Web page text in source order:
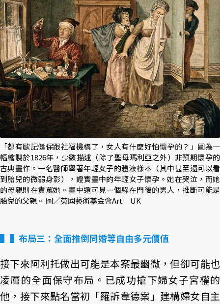
「都有歐記健保跟社福機構了，女人有什麼好怕懷孕的？」圖為一
幅繪製於1826年，少數描述（除了聖母瑪利亞之外）非預期懷孕的
古典畫作。一名醫師舉著年輕女子的體液樣本（其中甚至還可以看
到胎兒的微弱身影），證實畫中的年輕女子懷孕。她在哭泣，而她
的母親則在責罵她。畫中還可見一個躲在門後的男人，推斷可能是
胎兒的父親。 圖／英國藝術基金會Art UK
▌布局三：全面推倒同婚等自由多元價值
接下來阿利托做出可能是本案最幽微，但卻可能也
凌厲的全面保守布局。已成功搶下婦女子宮權的
他，接下來點名當初「羅訴韋德案」建構婦女自主